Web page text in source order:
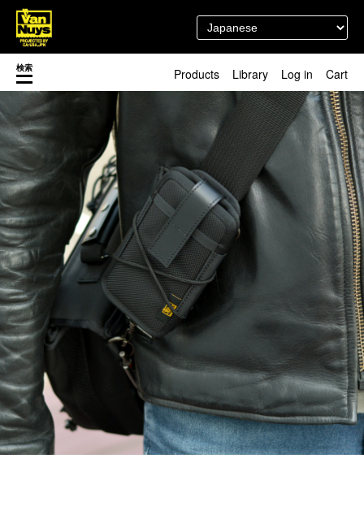
検索 Products
新着／最近発売の新商品
Pick up
マスク関連商品
カスタマイズ
新商品（BackNumber）
時計ホルダー
VN301
カスタムバッグ
デジアナ格納庫
FreeFree トート
ちょっとミリタリー
カスタムパーツ
コピーノート
ふわふわケース
ポータブルオーディオケース
Library
レディースショップ
即納ショップ
訳あり＆アウトレットShop
ブランドストーリー
スタッフブログ
閉じる
Log in Cart